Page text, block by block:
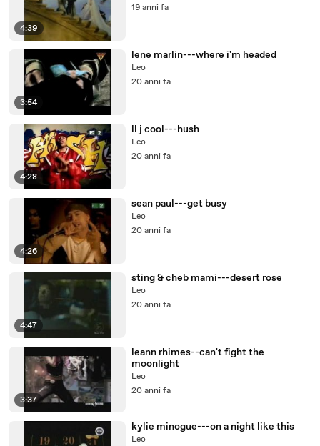
4:39
19 anni fa
3:54
lene marlin---where i'm headed
Leo
20 anni fa
4:28
ll j cool---hush
Leo
20 anni fa
4:26
sean paul---get busy
Leo
20 anni fa
4:47
sting & cheb mami---desert rose
Leo
20 anni fa
3:37
leann rhimes--can't fight the
moonlight
Leo
20 anni fa
kylie minogue---on a night like this
Leo